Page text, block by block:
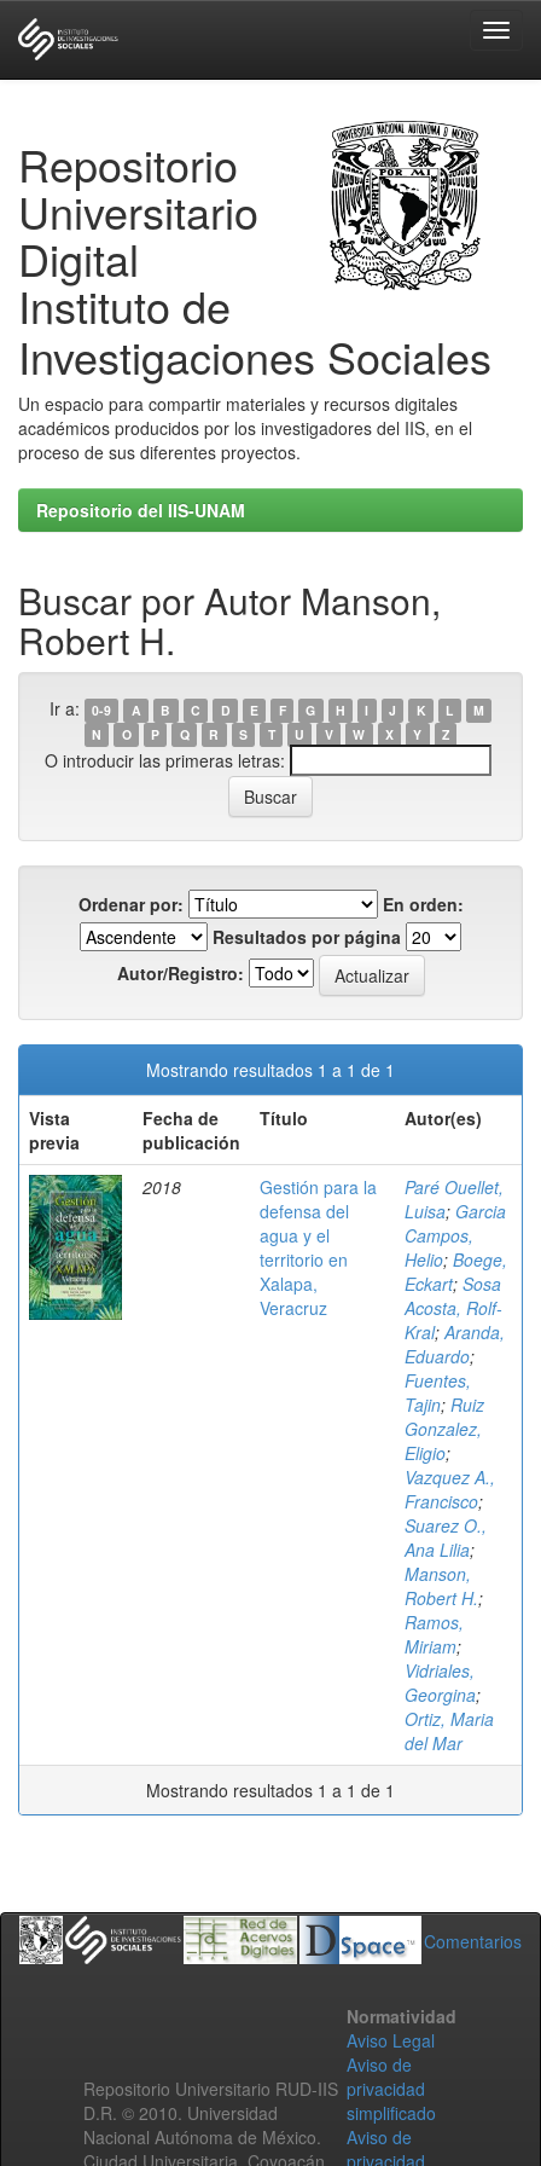
Repositorio
Universitario
Digital
Instituto de
Investigaciones Sociales
Un espacio para compartir materiales y recursos digitales
académicos producidos por los investigadores del IIS, en el
proceso de sus diferentes proyectos.
Repositorio del IIS-UNAM
Buscar por Autor Manson,
Robert H.
Ir a: 0-9 A B C D E F G H I J K L
M
N
O P Q R S T U V W X Y Z
O introducir las primeras letras:
Ordenar por:
En orden:
Resultados por página
Autor/Registro:
Mostrando resultados 1 a 1 de 1
Vista
previa
Fecha de
publicación
Título Autor(es)
2018
Gestión para la
defensa del
agua y el
territorio en
Xalapa,
Veracruz
Paré Ouellet,
Luisa; Garcia
Campos,
Helio; Boege,
Eckart; Sosa
Acosta, Rolf-
Kral;Aranda,
Eduardo;
Fuentes,
Tajin; Ruiz
Gonzalez,
Eligio;
Vazquez A.,
Francisco;
Suarez O.,
Ana Lilia;
Manson,
Robert H.;
Ramos,
Miriam;
Vidriales,
Georgina;
Ortiz, Maria
del Mar
Mostrando resultados 1 a 1 de 1
Comentarios
Repositorio Universitario RUD-IIS
D.R. © 2010. Universidad
Nacional Autónoma de México.
Ciudad Universitaria, Coyoacán,
Normatividad
Aviso Legal
Aviso de
privacidad
simplificado
Aviso de
privacidad